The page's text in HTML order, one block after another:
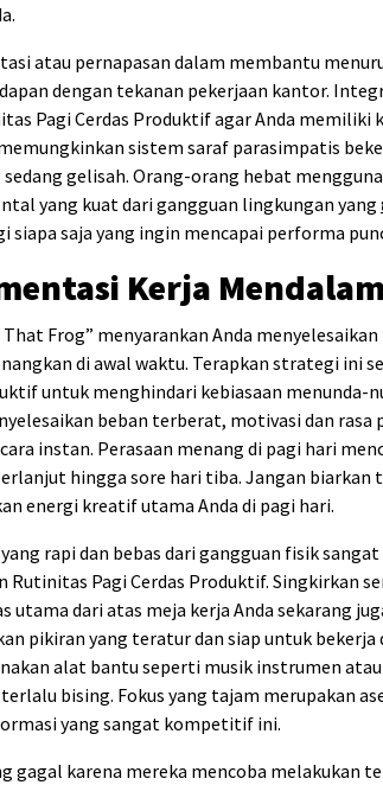
atau pernapasan dalam membantu
dengan tekanan pekerjaan kantor.
Pagi Cerdas Produktif agar Anda memiliki
sistem saraf parasimpatis
sedang gelisah. Orang-orang hebat
yang kuat dari gangguan lingkungan yang
siapa saja yang ingin mencapai performa
Kerja
Frog” menyarankan Anda
di awal waktu. Terapkan strategi ini
untuk menghindari kebiasaan menunda-
beban terberat, motivasi dan rasa
instan. Perasaan menang di pagi hari
hingga sore hari tiba. Jangan biarkan
energi kreatif utama Anda di pagi hari.
rapi dan bebas dari gangguan fisik
Rutinitas Pagi Cerdas Produktif. Singkirkan
utama dari atas meja kerja Anda sekarang
pikiran yang teratur dan siap untuk
alat bantu seperti musik instrumen atau
bising. Fokus yang tajam merupakan
yang sangat kompetitif ini.
gagal karena mereka mencoba melakukan